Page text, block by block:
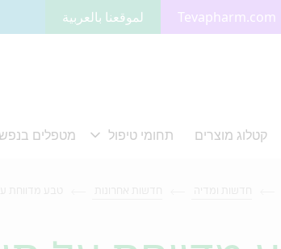
Tevapharm.com لموقعنا بالعربية